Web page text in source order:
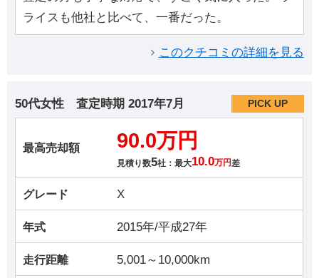
ライスも他社と比べて、一番だった。
このクチコミの詳細を見る
50代女性 査定時期 2017年7月 PICK UP
最高売却額 90.0万円
見積り数5社：最大10.0万円 差
グレード X
年式 2015年/平成27年
走行距離 5,001～10,000km